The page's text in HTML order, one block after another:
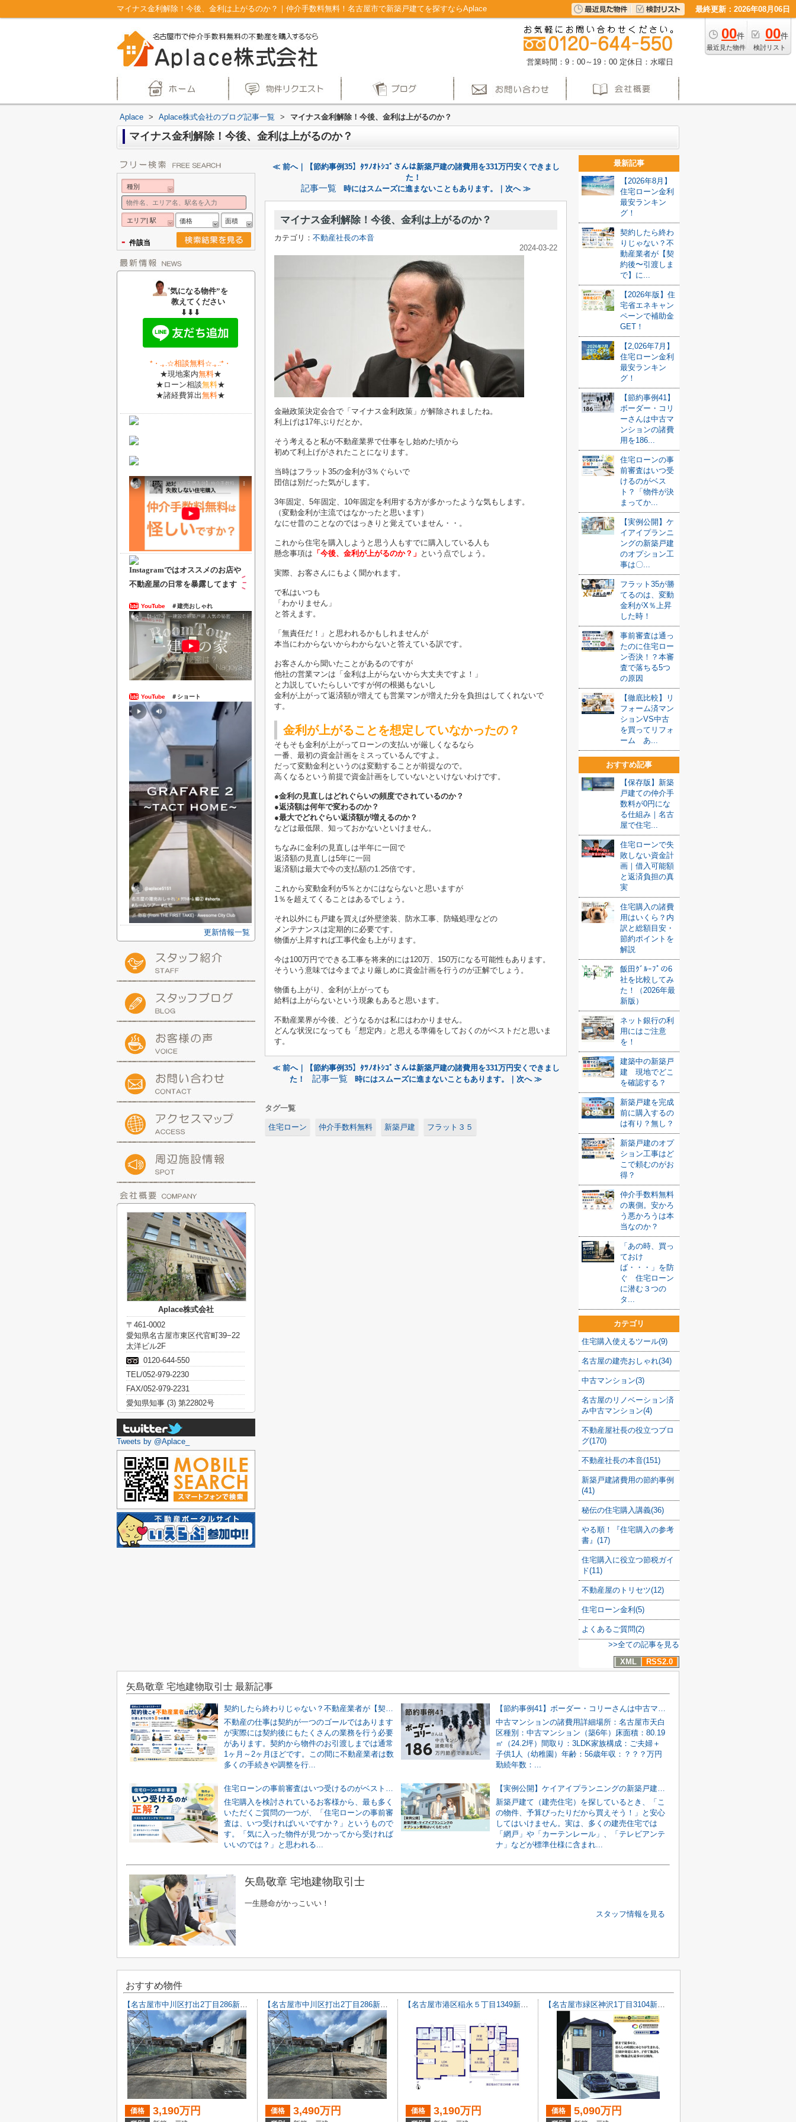
マイナス金利解除！今後、金利は上がるのか？｜仲介手数料無料！名古屋市で新築戸建てを探すならAplace 最終更新：2026年08月06日
00件
最近見た物件
00件
検討リスト
営業時間：9：00～19：00 定休日：水曜日
Aplace > Aplace株式会社のブログ記事一覧 > マイナス金利解除！今後、金利は上がるのか？
マイナス金利解除！今後、金利は上がるのか？
≪ 前へ｜【節約事例35】ﾀﾂﾉｵﾄｼｺﾞさんは新築戸建の諸費用を331万円安くできまし
た！
記事一覧 時にはスムーズに進まないこともあります。｜次へ ≫
マイナス金利解除！今後、金利は上がるのか？
カテゴリ： 不動産社長の本音
2024-03-22
金融政策決定会合で「マイナス金利政策」が解除されましたね。
利上げは17年ぶりだとか。
そう考えると私が不動産業界で仕事をし始めた頃から
初めて利上げがされたことになります。
当時はフラット35の金利が3％ぐらいで
団信は別だった気がします。
3年固定、5年固定、10年固定を利用する方が多かったような気もします。
（変動金利が主流ではなかったと思います）
なにせ昔のことなのではっきりと覚えていません・・。
これから住宅を購入しようと思う人もすでに購入している人も
懸念事項は 「今後、金利が上がるのか？」 という点でしょう。
実際、お客さんにもよく聞かれます。
で私はいつも
「わかりません」
と答えます。
「無責任だ！」と思われるかもしれませんが
本当にわからないからわからないと答えている訳です。
お客さんから聞いたことがあるのですが
他社の営業マンは「金利は上がらないから大丈夫ですよ！」
と力説していたらしいですが何の根拠もないし
金利が上がって返済額が増えても営業マンが増えた分を負担はしてくれないで
す。
金利が上がることを想定していなかったの？
そもそも金利が上がってローンの支払いが厳しくなるなら
一番、最初の資金計画をミスっているんですよ。
だって変動金利というのは変動することが前提なので。
高くなるという前提で資金計画をしていないといけないわけです。
●金利の見直しはどれぐらいの頻度でされているのか？
●返済額は何年で変わるのか？
●最大でどれぐらい返済額が増えるのか？
などは最低限、知っておかないといけません。
ちなみに金利の見直しは半年に一回で
返済額の見直しは5年に一回
返済額は最大で今の支払額の1.25倍です。
これから変動金利が5％とかにはならないと思いますが
1％を超えてくることはあるでしょう。
それ以外にも戸建を買えば外壁塗装、防水工事、防蟻処理などの
メンテナンスは定期的に必要です。
物価が上昇すれば工事代金も上がります。
今は100万円でできる工事を将来的には120万、150万になる可能性もあります。
そういう意味では今までより厳しめに資金計画を行うのが正解でしょう。
物価も上がり、金利が上がっても
給料は上がらないという現象もあると思います。
不動産業界が今後、どうなるかは私にはわかりません。
どんな状況になっても「想定内」と思える準備をしておくのがベストだと思いま
す。
≪ 前へ｜【節約事例35】ﾀﾂﾉｵﾄｼｺﾞさんは新築戸建の諸費用を331万円安くできまし
た！
記事一覧 時にはスムーズに進まないこともあります。｜次へ ≫
タグ一覧
住宅ローン 仲介手数料無料 新築戸建 フラット３５
最新記事
【2026年8月】
住宅ローン金利
最安ランキン
グ！
契約したら終わ
りじゃない？不
動産業者が【契
約後〜引渡しま
で】に...
【2026年版】住
宅省エネキャン
ペーンで補助金
GET！
【2,026年7月】
住宅ローン金利
最安ランキン
グ！
【節約事例41】
ボーダー・コリ
ーさんは中古マ
ンションの諸費
用を186...
住宅ローンの事
前審査はいつ受
けるのがベス
ト？「物件が決
まってか...
【実例公開】ケ
イアイプランニ
ングの新築戸建
のオプション工
事は〇...
フラット35が勝
てるのは、変動
金利がX％上昇
した時！
事前審査は通っ
たのに住宅ロー
ン否決！？本審
査で落ちる5つ
の原因
【徹底比較】リ
フォーム済マン
ションVS中古
を買ってリフォ
ーム あ...
おすすめ記事
【保存版】新築
戸建ての仲介手
数料が0円にな
る仕組み｜名古
屋で住宅...
住宅ローンで失
敗しない資金計
画｜借入可能額
と返済負担の真
実
住宅購入の諸費
用はいくら？内
訳と総額目安・
節約ポイントを
解説
飯田ｸﾞﾙｰﾌﾟの6
社を比較してみ
た！（2026年最
新版）
ネット銀行の利
用にはご注意
を！
建築中の新築戸
建 現地でどこ
を確認する？
新築戸建を完成
前に購入するの
は有り？無し？
新築戸建のオプ
ション工事はど
こで頼むのがお
得？
仲介手数料無料
の裏側。安かろ
う悪かろうは本
当なのか？
「あの時、買っ
ておけ
ば・・・」を防
ぐ 住宅ローン
に潜む３つの
タ...
カテゴリ
住宅購入使えるツール(9)
名古屋の建売おしゃれ(34)
中古マンション(3)
名古屋のリノベーション済
み中古マンション(4)
不動産屋社長の役立つブロ
グ(170)
不動産社長の本音(151)
新築戸建諸費用の節約事例
(41)
秘伝の住宅購入講義(36)
やる順！『住宅購入の参考
書』(17)
住宅購入に役立つ節税ガイ
ド(11)
不動産屋のトリセツ(12)
住宅ローン金利(5)
よくあるご質問(2)
>>全ての記事を見る
XML
RSS2.0
種別
エリア| 駅 価格 面積
- 件該当
”気になる物件”を
教えてください
⬇⬇⬇
*・ .｡.☆相談無料☆.｡.:*・
★現地案内無料★
★ローン相談無料★
★諸経費算出無料★
Instagramではオススメのお店や
不動産屋の日常を暴露してます
YouTube ＃建売おしゃれ
YouTube ＃ショート
更新情報一覧
Aplace株式会社
〒461-0002
愛知県名古屋市東区代官町39−22
太洋ビル2F
0120-644-550
TEL/052-979-2230
FAX/052-979-2231
愛知県知事 (3) 第22802号
Tweets by @Aplace_
矢島敬章 宅地建物取引士 最新記事
契約したら終わりじゃない？不動産業者が【契約後〜引渡しまで】に行う裏側の仕事
不動産の仕事は契約が一つのゴールではあります
が実際には契約後にもたくさんの業務を行う必要
があります。契約から物件のお引渡しまでは通常
1ヶ月～2ヶ月ほどです。この間に不動産業者は数
多くの手続きや調整を行...
【節約事例41】ボーダー・コリーさんは中古マンションの諸費用を186万円安くできました！
中古マンションの諸費用詳細場所：名古屋市天白
区種別：中古マンション（築6年）床面積：80.19
㎡（24.2坪）間取り：3LDK家族構成：ご夫婦＋
子供1人（幼稚園）年齢：56歳年収：？？？万円
勤続年数：...
住宅ローンの事前審査はいつ受けるのがベスト？「物件が決まってから」では遅い理由を解説
住宅購入を検討されているお客様から、最も多く
いただくご質問の一つが、「住宅ローンの事前審
査は、いつ受ければいいですか？」というもので
す。「気に入った物件が見つかってから受ければ
いいのでは？」と思われる...
【実例公開】ケイアイプランニングの新築戸建のオプション工事は〇〇〇万円でした！
新築戸建て（建売住宅）を探しているとき、「こ
の物件、予算ぴったりだから買えそう！」と安心
してはいけません。実は、多くの建売住宅では
「網戸」や「カーテンレール」、「テレビアンテ
ナ」などが標準仕様に含まれ...
矢島敬章 宅地建物取引士
一生懸命がかっこいい！
スタッフ情報を見る
おすすめ物件
価格 3,190万円 価格 3,490万円 価格 3,190万円 価格 5,090万円